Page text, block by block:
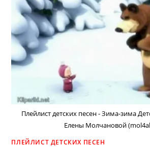
Плейлист детских песен - Зима-зима
Елены Молчановой
ПЛЕЙЛИСТ ДЕТСКИХ ПЕСЕН